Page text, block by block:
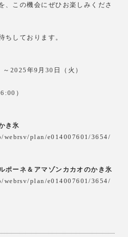
、この機会にぜひお楽しみくださ
ちしております。
2025年9月30日（火）
）
き氷
plan/e014007601/3654/
ポーネ＆アマゾンカカオのかき氷
plan/e014007601/3654/